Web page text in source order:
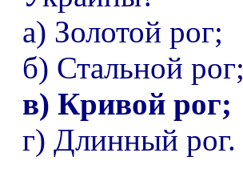
а) Золотой рог;
б) Стальной рог;
в) Кривой рог;
г) Длинный рог.